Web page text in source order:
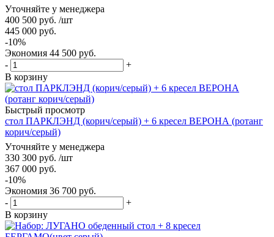
Уточняйте у менеджера
400 500 руб. /шт
445 000 руб.
-10%
Экономия 44 500 руб.
-
+
В корзину
Быстрый просмотр
стол ПАРКЛЭНД (корич/серый) + 6 кресел ВЕРОНА (ротанг
корич/серый)
Уточняйте у менеджера
330 300 руб. /шт
367 000 руб.
-10%
Экономия 36 700 руб.
-
+
В корзину